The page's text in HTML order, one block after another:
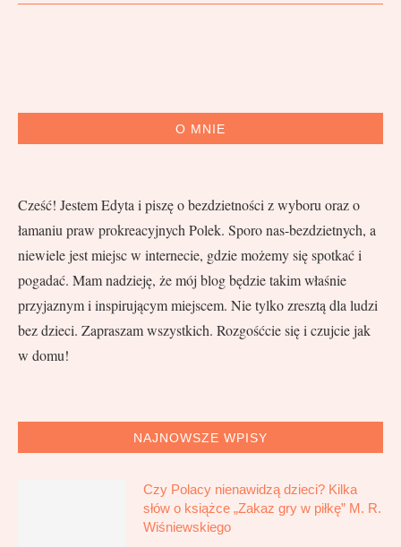
O MNIE
Cześć! Jestem Edyta i piszę o bezdzietności z wyboru oraz o
łamaniu praw prokreacyjnych Polek. Sporo nas-bezdzietnych, a
niewiele jest miejsc w internecie, gdzie możemy się spotkać i
pogadać. Mam nadzieję, że mój blog będzie takim właśnie
przyjaznym i inspirującym miejscem. Nie tylko zresztą dla ludzi
bez dzieci. Zapraszam wszystkich. Rozgośćcie się i czujcie jak
w domu!
NAJNOWSZE WPISY
Czy Polacy nienawidzą dzieci? Kilka
słów o książce „Zakaz gry w piłkę” M. R.
Wiśniewskiego